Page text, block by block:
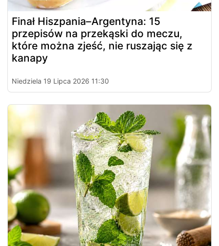
Finał Hiszpania–Argentyna: 15
przepisów na przekąski do meczu,
które można zjeść, nie ruszając się z
kanapy
Niedziela 19 Lipca 2026 11:30